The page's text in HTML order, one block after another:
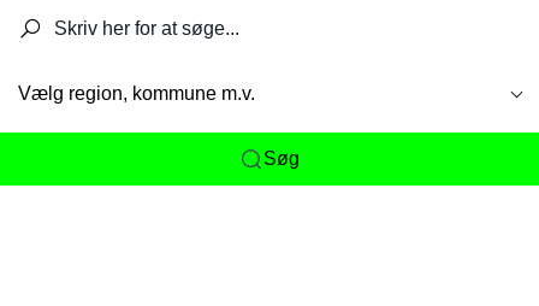
Vælg region, kommune m.v.
Søg